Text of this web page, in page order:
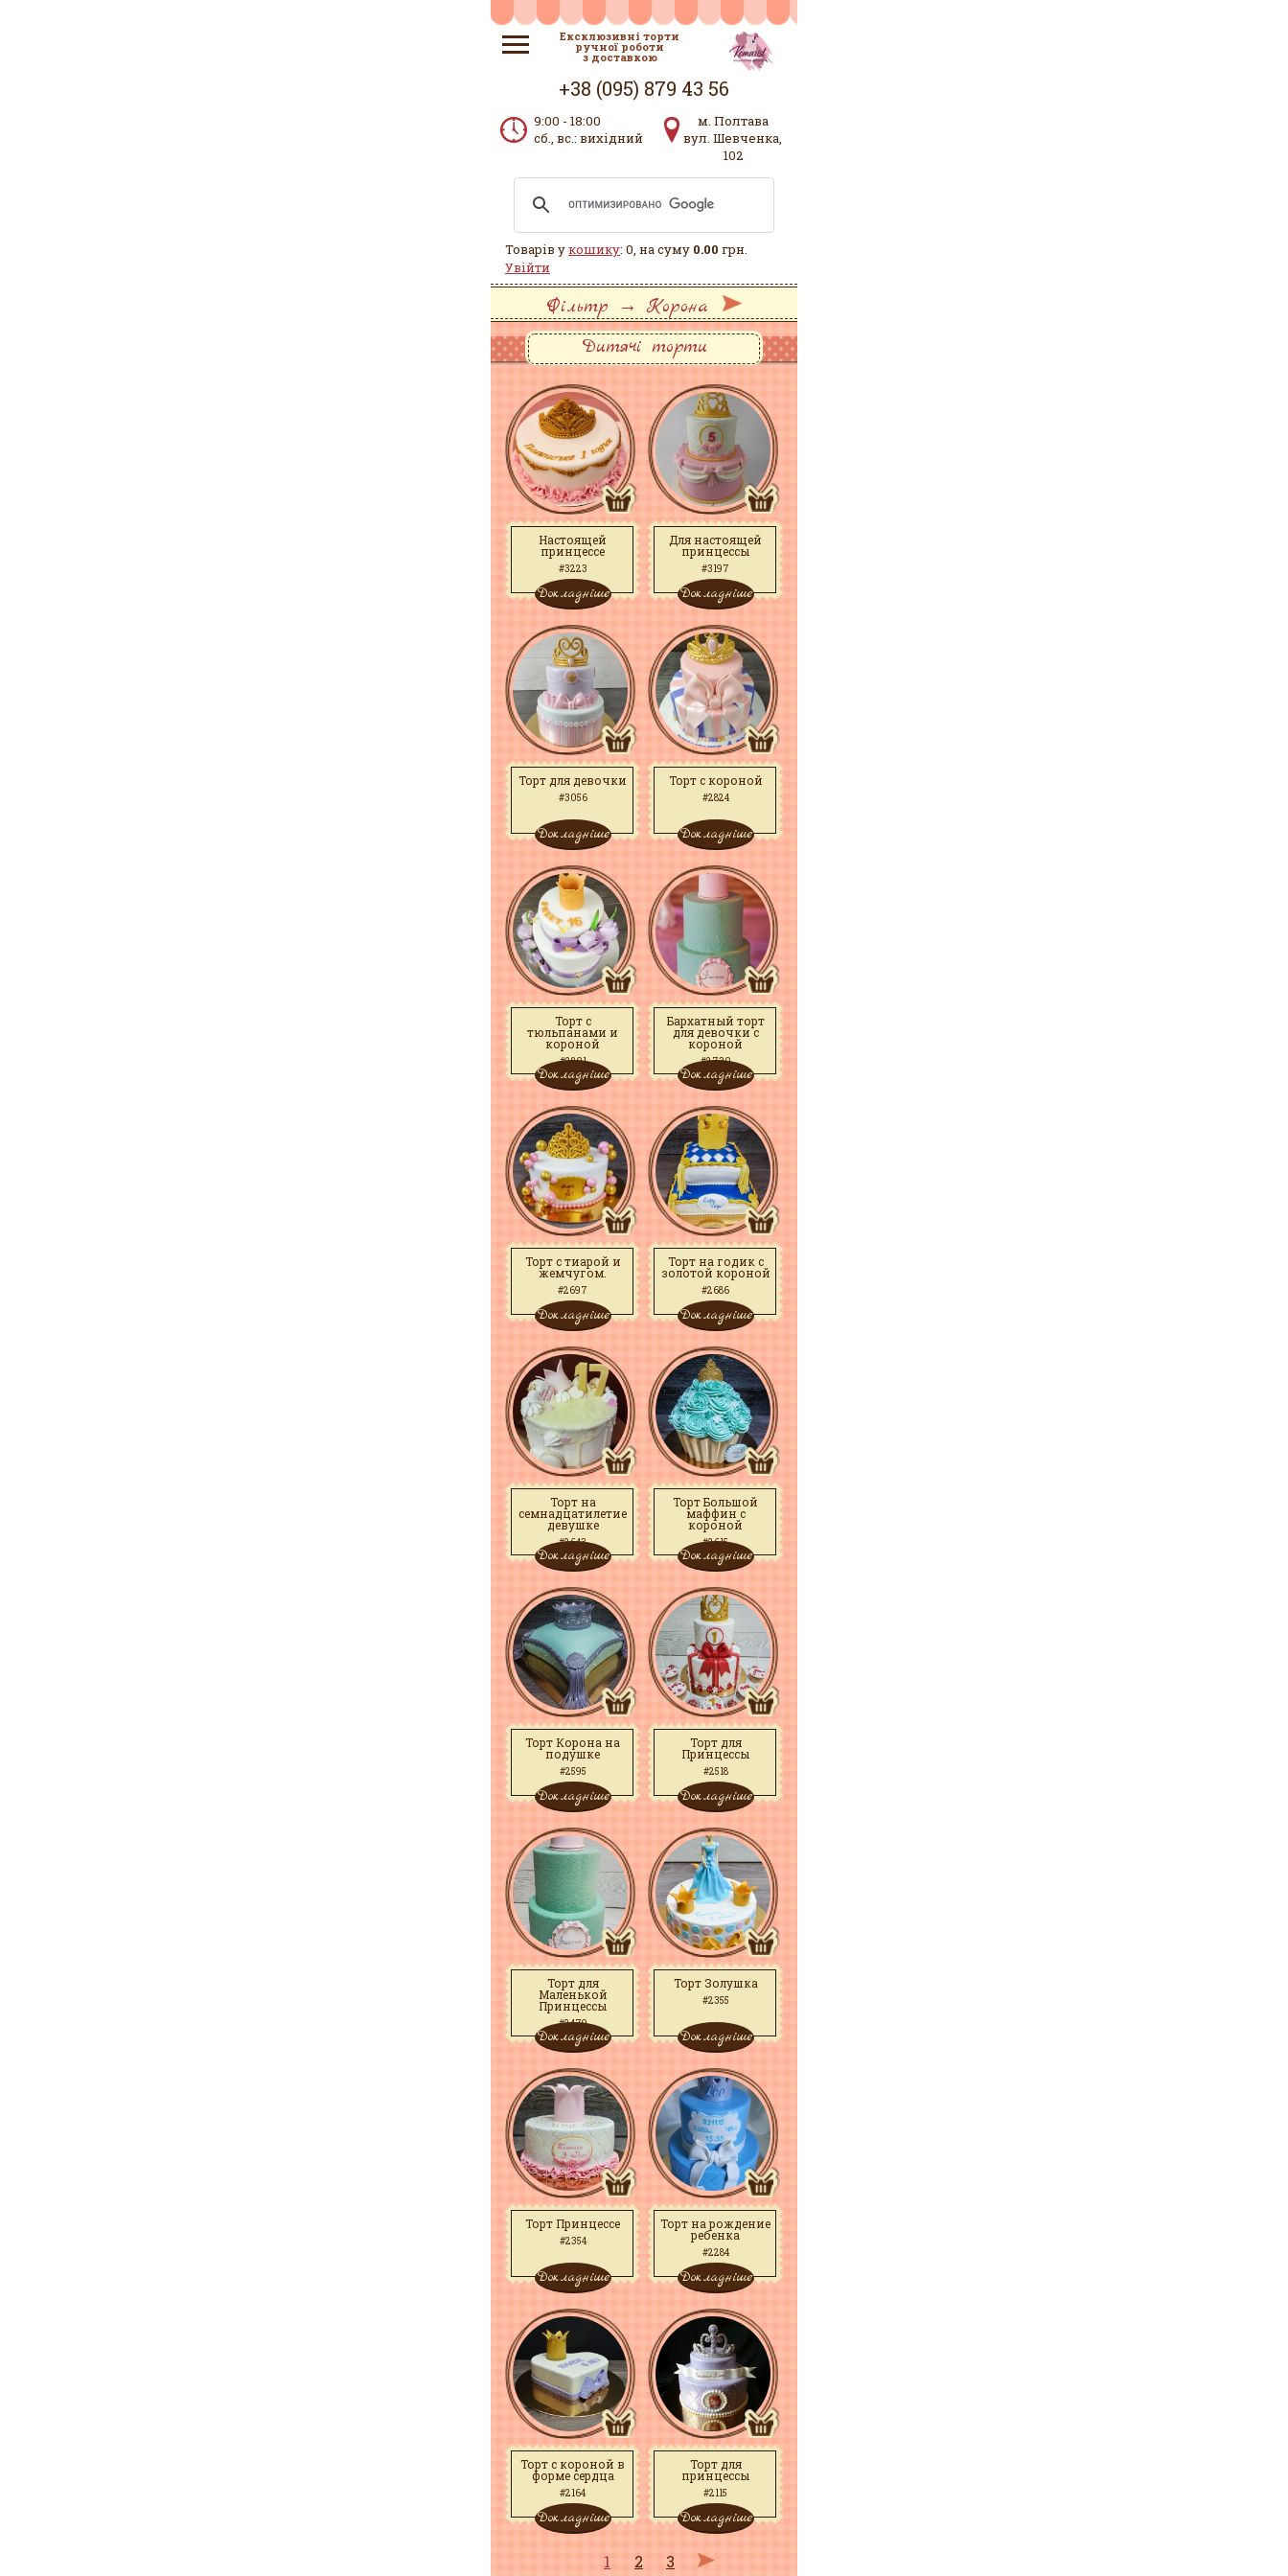
Ексклюзивні торти
ручної роботи
з доставкою
+38 (095) 879 43 56
9:00 - 18:00
сб., вс.: вихідний
м. Полтава
вул. Шевченка,
102
Товарів укошику: 0, на суму 0.00 грн.
Увійти
Фільтр → Корона
Дитячі торти
Настоящей
принцессе
#3223
Докладніше
Для настоящей
принцессы
#3197
Докладніше
Торт для девочки
#3056
Докладніше
Торт с короной
#2824
Докладніше
Торт с
тюльпанами и
короной
#2801
Докладніше
Бархатный торт
для девочки с
короной
#2730
Докладніше
Торт с тиарой и
жемчугом.
#2697
Докладніше
Торт на годик с
золотой короной
#2686
Докладніше
Торт на
семнадцатилетие
девушке
#2643
Докладніше
Торт Большой
маффин с
короной
#2615
Докладніше
Торт Корона на
подушке
#2595
Докладніше
Торт для
Принцессы
#2518
Докладніше
Торт для
Маленькой
Принцессы
#2479
Докладніше
Торт Золушка
#2355
Докладніше
Торт Принцессе
#2354
Докладніше
Торт на рождение
ребенка
#2284
Докладніше
Торт с короной в
форме сердца
#2164
Докладніше
Торт для
принцессы
#2115
Докладніше
1 2 3